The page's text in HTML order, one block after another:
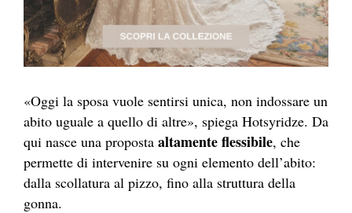
«Oggi la sposa vuole sentirsi unica, non indossare un
abito uguale a quello di altre», spiega Hotsyridze. Da
qui nasce una proposta altamente flessibile, che
permette di intervenire su ogni elemento dell’abito:
dalla scollatura al pizzo, fino alla struttura della
gonna.